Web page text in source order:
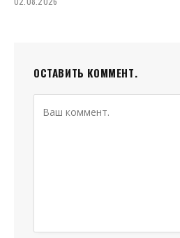
ОСТАВИТЬ КОММЕНТ.